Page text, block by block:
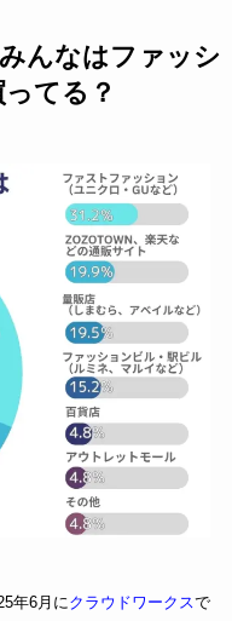
んなはファッシ
てる？
年6月にクラウドワークスで